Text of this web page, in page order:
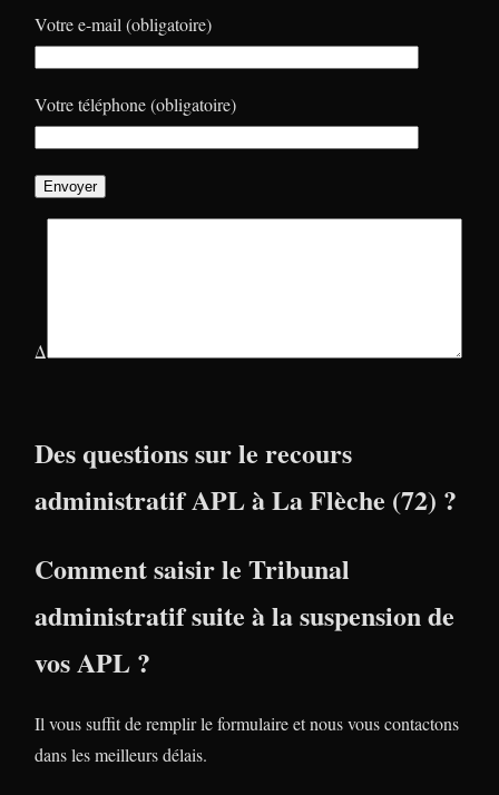
Votre e-mail (obligatoire)
Votre téléphone (obligatoire)
Δ
Des questions sur le recours
administratif APL à La Flèche (72) ?
Comment saisir le Tribunal
administratif suite à la suspension de
vos APL ?
Il vous suffit de remplir le formulaire et nous vous contactons
dans les meilleurs délais.